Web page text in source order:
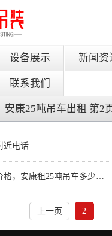
设备展示 新闻资
联系我们
安康25吨吊车出租 第2
近电话
安康25吨吊车价格，安康租25吨吊车多少钱一天？
上一页 2